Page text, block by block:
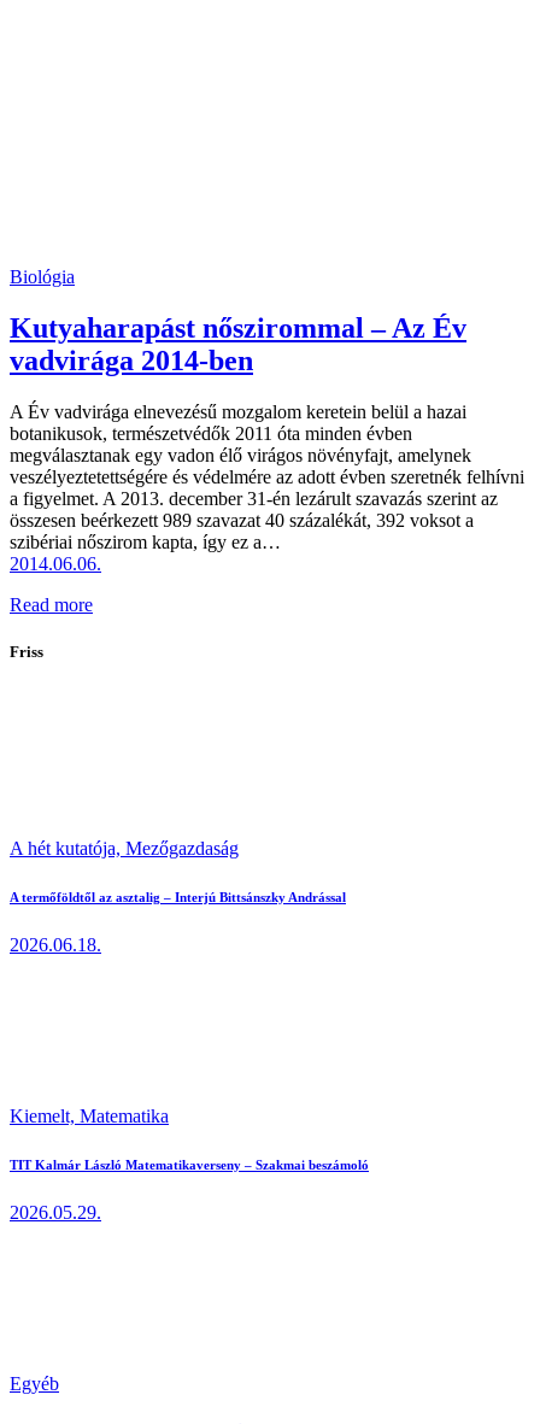
Biológia
Kutyaharapást nőszirommal – Az Év
vadvirága 2014-ben
A Év vadvirága elnevezésű mozgalom keretein belül a hazai
botanikusok, természetvédők 2011 óta minden évben
megválasztanak egy vadon élő virágos növényfajt, amelynek
veszélyeztetettségére és védelmére az adott évben szeretnék felhívni
a figyelmet. A 2013. december 31-én lezárult szavazás szerint az
összesen beérkezett 989 szavazat 40 százalékát, 392 voksot a
szibériai nőszirom kapta, így ez a…
2014.06.06.
Read more
Friss
A hét kutatója, Mezőgazdaság
A termőföldtől az asztalig – Interjú Bittsánszky Andrással
2026.06.18.
Kiemelt, Matematika
TIT Kalmár László Matematikaverseny – Szakmai beszámoló
2026.05.29.
Egyéb